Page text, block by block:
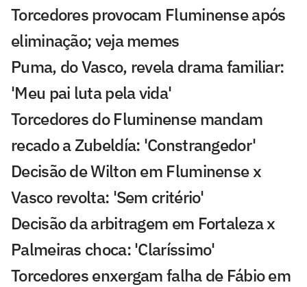
Torcedores provocam Fluminense após
eliminação; veja memes
Puma, do Vasco, revela drama familiar:
'Meu pai luta pela vida'
Torcedores do Fluminense mandam
recado a Zubeldía: 'Constrangedor'
Decisão de Wilton em Fluminense x
Vasco revolta: 'Sem critério'
Decisão da arbitragem em Fortaleza x
Palmeiras choca: 'Claríssimo'
Torcedores enxergam falha de Fábio em